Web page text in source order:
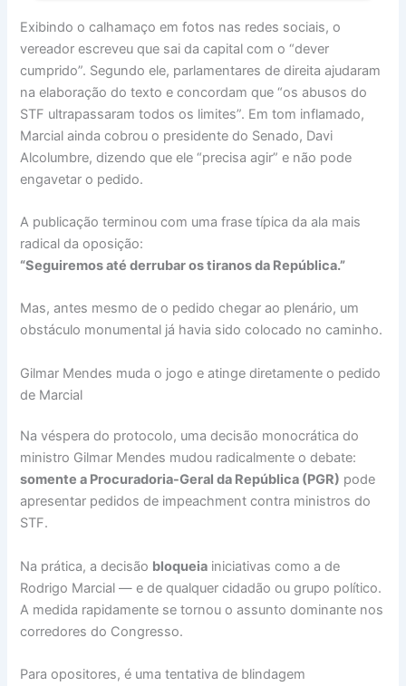
Exibindo o calhamaço em fotos nas redes sociais, o
vereador escreveu que sai da capital com o “dever
cumprido”. Segundo ele, parlamentares de direita ajudaram
na elaboração do texto e concordam que “os abusos do
STF ultrapassaram todos os limites”. Em tom inflamado,
Marcial ainda cobrou o presidente do Senado, Davi
Alcolumbre, dizendo que ele “precisa agir” e não pode
engavetar o pedido.
A publicação terminou com uma frase típica da ala mais
radical da oposição:
“Seguiremos até derrubar os tiranos da República.”
Mas, antes mesmo de o pedido chegar ao plenário, um
obstáculo monumental já havia sido colocado no caminho.
Gilmar Mendes muda o jogo e atinge diretamente o pedido
de Marcial
Na véspera do protocolo, uma decisão monocrática do
ministro Gilmar Mendes mudou radicalmente o debate:
somente a Procuradoria-Geral da República (PGR) pode
apresentar pedidos de impeachment contra ministros do
STF.
Na prática, a decisão bloqueia iniciativas como a de
Rodrigo Marcial — e de qualquer cidadão ou grupo político.
A medida rapidamente se tornou o assunto dominante nos
corredores do Congresso.
Para opositores, é uma tentativa de blindagem